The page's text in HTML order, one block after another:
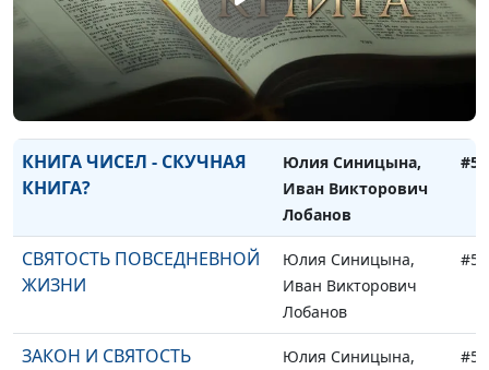
Лобанов
МЕДНЫЙ ЗМЕЙ И ВАЛААМ
Юлия Синицына,
Иван Викторович
Лобанов
КНИГА ЧИСЕЛ - СКУЧНАЯ
КНИГА?
Юлия Синицына,
Иван Викторович
Лобанов
СВЯТОСТЬ ПОВСЕДНЕВНОЙ
ЖИЗНИ
Юлия Синицына,
Иван Викторович
Лобанов
ЗАКОН И СВЯТОСТЬ
Юлия Синицына,